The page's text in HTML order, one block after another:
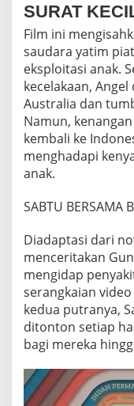
SURAT
Film ini
saudara yatim
eksploitasi anak.
kecelakaan,
Australia dan
Namun,
kembali ke
menghadapi
anak.
SABTU BERSAMA
Diadaptasi dari
menceritakan
mengidap
serangkaian
kedua putranya,
ditonton setiap
bagi mereka